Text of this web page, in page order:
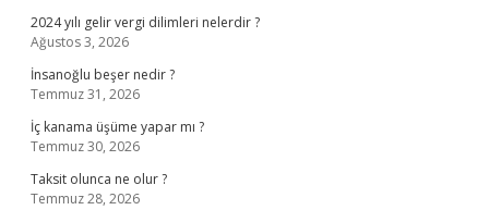
2024 yılı gelir vergi dilimleri nelerdir ?
Ağustos 3, 2026
İnsanoğlu beşer nedir ?
Temmuz 31, 2026
İç kanama üşüme yapar mı ?
Temmuz 30, 2026
Taksit olunca ne olur ?
Temmuz 28, 2026